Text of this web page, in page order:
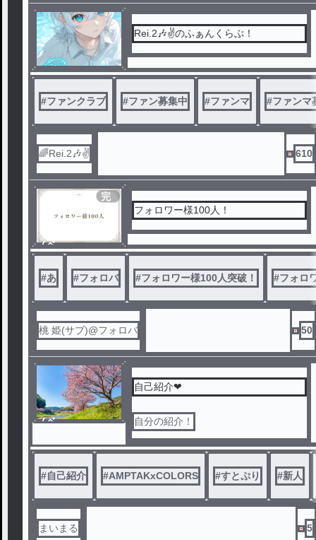
Rei.2🎶✌のふぁんくらぶ！
#ファンクラブ #ファン募集中 #ファンマ #ファンマ
🌈Rei.2🎶✌ 610
ノベ
ル
完
フォロワー様100人！
#あ #フォロバ #フォロワー様100人突破！ #フォロ
桃 姫(サブ)@フォロバ 50
ノベ
自己紹介❤
自分の紹介！
#自己紹介 #AMPTAKxCOLORS #すとぷり #新人
まいまる 5